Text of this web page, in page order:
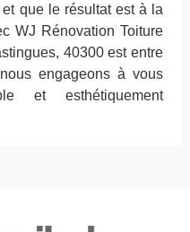
que le résultat est à la
WJ Rénovation Toiture
40300 est entre
engageons à vous
et esthétiquement